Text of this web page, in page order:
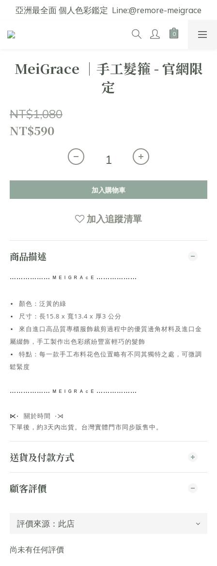
亞洲最全面 個人色彩鑑定  Line:@remore-meigrace
MeiGrace │手工髮箍 - 官網限
定
NT$1,080
NT$590
加入購物車
加入追蹤清單
商品描述
⋯⋯ ⋯⋯⋯⋯ ᴹ ᴱ ᴵ ᴳ ᴿ ᴬ ᶜ ᴱ ⋯⋯⋯⋯ ⋯⋯
⋆ 顏色：泛黃的綠
⋆ 尺寸： 長15.8 x 寬13.4 x 厚3 公分
⋆ 來自進口高品質專櫃服飾裁剪過程中的優質邊角材料及進口金
屬綴飾，手工製作出色彩繽紛豐富輕巧的髮飾
⋆ 特點：每一款手工布料花色位置略有不同其獨特之處，可微調
鬆緊度
⋯⋯ ⋯⋯⋯⋯ ᴹ ᴱ ᴵ ᴳ ᴿ ᴬ ᶜ ᴱ ⋯⋯⋯⋯ ⋯⋯
⋉⋅ 關於時間 ⋅⋊
下單後，約3天內出貨。台灣實體門市同步販售中。
送貨及付款方式
顧客評價
尚未有任何評價